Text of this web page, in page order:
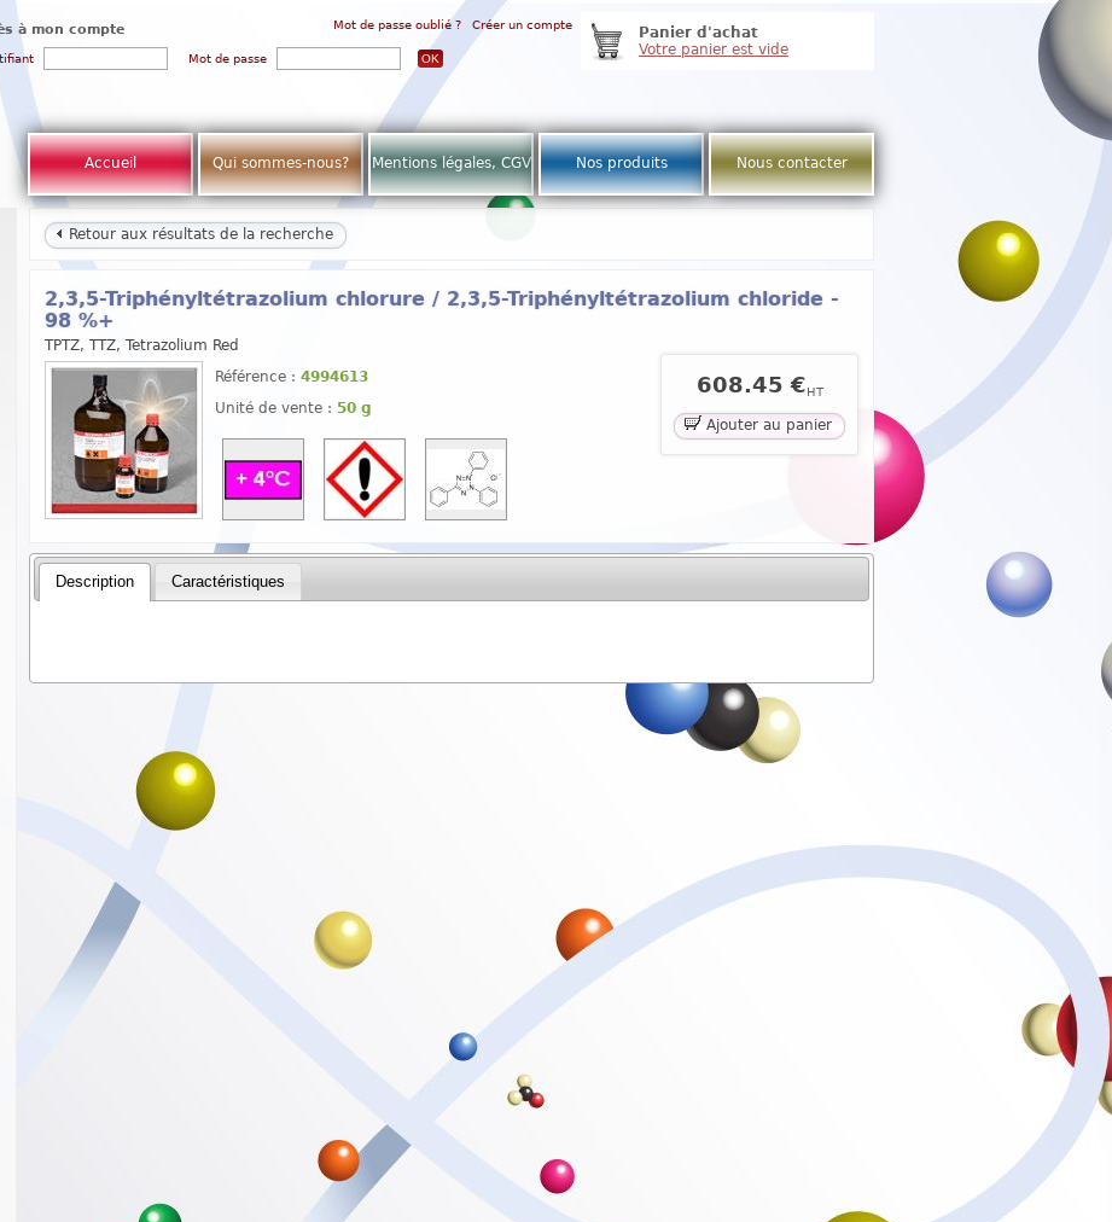
à mon compte Mot de passe oublié ? Créer un compte
Mot de passe
Panier d'achat
Votre panier est vide
Accueil Qui sommes-nous? Mentions légales, CGV Nos produits Nous contacter
Retour aux résultats de la recherche
2,3,5-Triphényltétrazolium chlorure / 2,3,5-Triphényltétrazolium chloride -
98 %+
TPTZ, TTZ, Tetrazolium Red
Référence : 4994613
Unité de vente : 50 g
608.45 € HT
Ajouter au panier
Description Caractéristiques